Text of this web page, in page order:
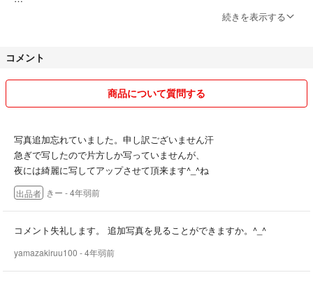
評価0、または評価が悪い方もキャンセルさせていただく場合がござい
基本、お客様ご都合によるキャンセルはお受けしておりません。よろし
続きを表示する
コメント
商品について質問する
写真追加忘れていました。申し訳ございません汗
急ぎで写したので片方しか写っていませんが、
夜には綺麗に写してアップさせて頂来ます^_^ね
出品者 きー - 4年弱前
コメント失礼します。 追加写真を見ることができますか。^_^
yamazakiruu100 - 4年弱前